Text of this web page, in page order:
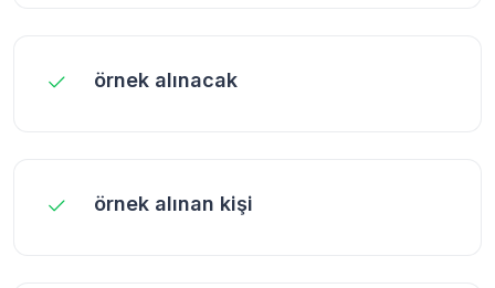
örnek alınacak
örnek alınan kişi